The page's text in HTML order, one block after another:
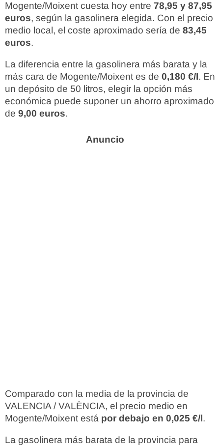
Mogente/Moixent cuesta hoy entre 78,95 y 87,95
euros, según la gasolinera elegida. Con el precio
medio local, el coste aproximado sería de 83,45
euros.
La diferencia entre la gasolinera más barata y la
más cara de Mogente/Moixent es de 0,180 €/l. En
un depósito de 50 litros, elegir la opción más
económica puede suponer un ahorro aproximado
de 9,00 euros.
Comparado con la media de la provincia de
VALENCIA / VALÈNCIA, el precio medio en
Mogente/Moixent está por debajo en 0,025 €/l.
La gasolinera más barata de la provincia para